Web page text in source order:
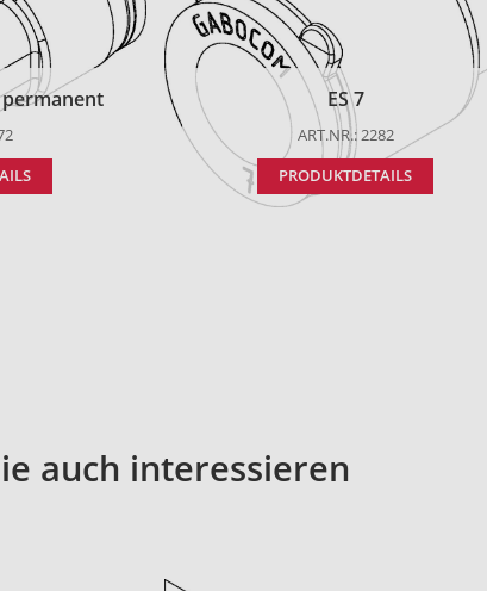
ES 7
ART.NR.: 2282
PRODUKTDETAILS
auch interessieren